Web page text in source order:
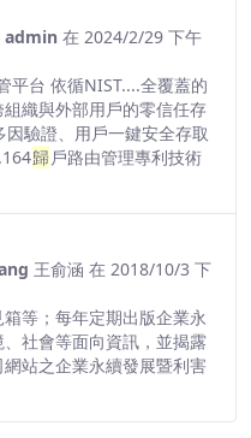
admin 在 2024/2/29 下午
平台 依循NIST....全覆蓋的
織與外部用戶的零信任存
因驗證、用戶一鍵安全存取
歸戶路由管理專利技術
王俞涵 在 2018/10/3 下
等；每年定期出版企業永
社會等面向資訊，並揭露
站之企業永續發展暨利害